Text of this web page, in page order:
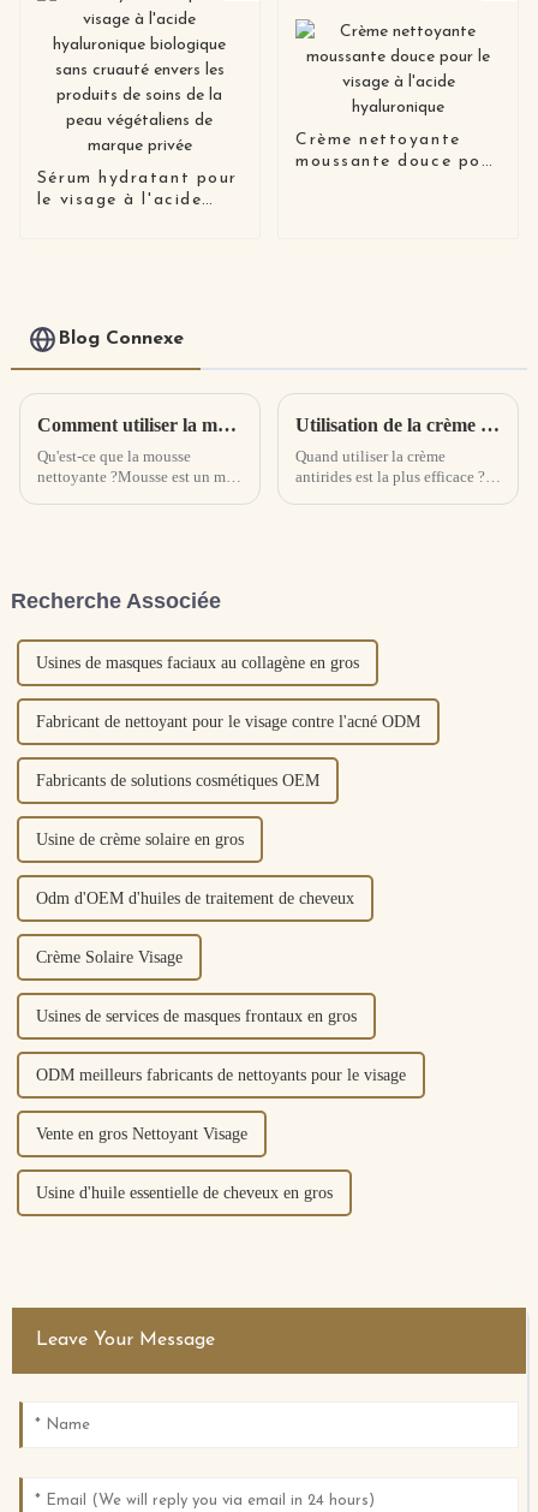
Sérum hydratant pour
le visage à l'acide
marque privée
Crème nettoyante
moussante douce pour
Blog Connexe
Comment utiliser la mousse nettoyante ? Différence entre mousse nettoyante et nettoyant
Qu'est-ce que la mousse
nettoyante ?Mousse est un mot
termes de texture, le ma...
Utilisation de la crème anti-rides
Quand utiliser la crème
antirides est la plus efficace ?
Recherche Associée
Usines de masques faciaux au collagène en gros
Fabricant de nettoyant pour le visage contre l'acné ODM
Fabricants de solutions cosmétiques OEM
Usine de crème solaire en gros
Odm d'OEM d'huiles de traitement de cheveux
Crème Solaire Visage
Usines de services de masques frontaux en gros
ODM meilleurs fabricants de nettoyants pour le visage
Vente en gros Nettoyant Visage
Usine d'huile essentielle de cheveux en gros
Leave Your Message